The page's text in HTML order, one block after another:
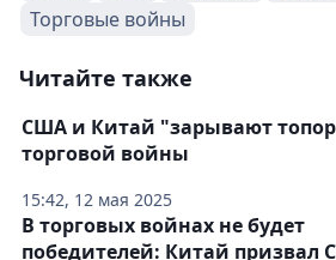
Торговые войны
Читайте также
15:42, 12 мая 2025
США и Китай "зарывают
торговой войны
В торговых войнах не будет
победителей: Китай призвал